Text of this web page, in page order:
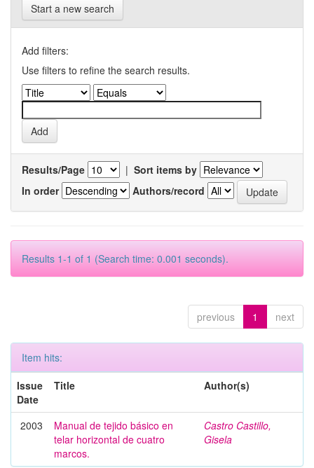
Start a new search
Add filters:
Use filters to refine the search results.
Results/Page | Sort items by
In order
Authors/record
Results 1-1 of 1 (Search time: 0.001 seconds).
previous 1 next
Item hits:
Issue
Date
Title Author(s)
2003
Manual de tejido básico en
telar horizontal de cuatro
marcos.
Castro Castillo,
Gisela